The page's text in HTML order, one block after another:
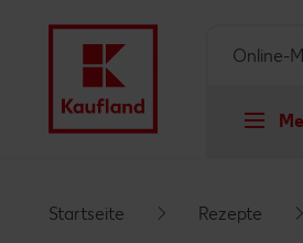
Online-
Startseite Rezepte